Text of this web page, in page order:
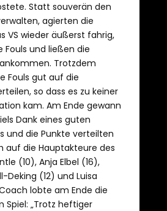
Statt souverän den
agierten die
VS wieder äußerst fahrig,
Fouls und ließen die
Trotzdem
Fouls gut auf die
so dass es zu keiner
kam. Am Ende gewann
Dank eines guten
und die Punkte verteilten
auf die Hauptakteure des
(10), Anja Elbel (16),
Deking (12) und Luisa
lobte am Ende die
Spiel: „Trotz heftiger